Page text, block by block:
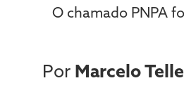
O chamado PNPA
Por Marcelo